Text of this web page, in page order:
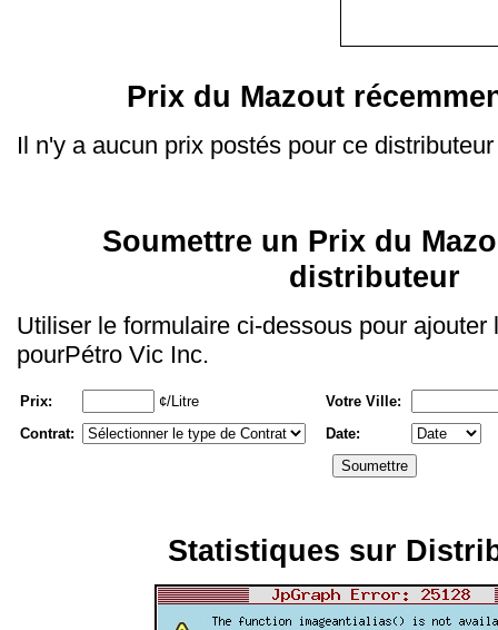
Prix du Mazout
Il n'y a aucun prix postés pour ce distributeur
Soumettre un Prix du
distributeur
Utiliser le formulaire ci-dessous pour ajouter
pourPétro Vic Inc.
Prix: ¢/Litre
Votre Ville:
Contrat:
Date:
Statistiques sur